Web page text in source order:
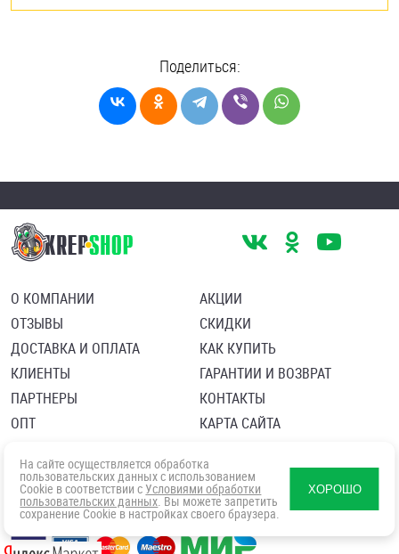
Поделиться:
О КОМПАНИИ
ОТЗЫВЫ
ДОСТАВКА И ОПЛАТА
КЛИЕНТЫ
ПАРТНЕРЫ
ОПТ
АКЦИИ
СКИДКИ
КАК КУПИТЬ
ГАРАНТИИ И ВОЗВРАТ
КОНТАКТЫ
КАРТА САЙТА
Политика в отношении обработки персональных данных
Согласие посетителя сайта на обработку персональных данны
На сайте осуществляется обработка
пользовательских данных с использованием
Cookie в соответствии с Условиями обработки
пользовательских данных. Вы можете запретить
сохранение Cookie в настройках своего браузера.
ХОРОШО